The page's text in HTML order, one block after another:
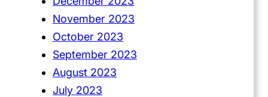
November 2023
October 2023
September 2023
August 2023
July 2023